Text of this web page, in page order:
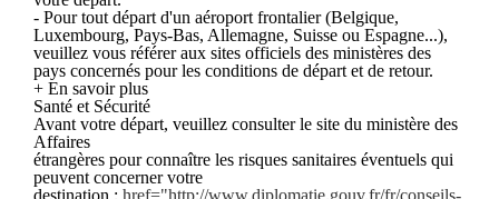
- Pour tout départ d'un aéroport frontalier (Belgique,
Luxembourg, Pays-Bas, Allemagne, Suisse ou Espagne...),
veuillez vous référer aux sites officiels des ministères des
pays concernés pour les conditions de départ et de retour.
+ En savoir plus
Santé et Sécurité
Avant votre départ, veuillez consulter le site du ministère des
Affaires
étrangères pour connaître les risques sanitaires éventuels qui
peuvent concerner votre
destination : href="http://www.diplomatie.gouv.fr/fr/conseils-